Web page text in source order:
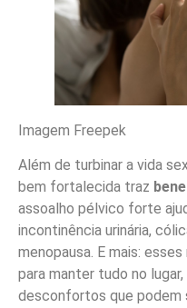
Imagem Freepek
Além de turbinar a vida
bem fortalecida traz
assoalho pélvico forte
incontinência urinária,
menopausa. E mais:
para manter tudo no
desconfortos que podem